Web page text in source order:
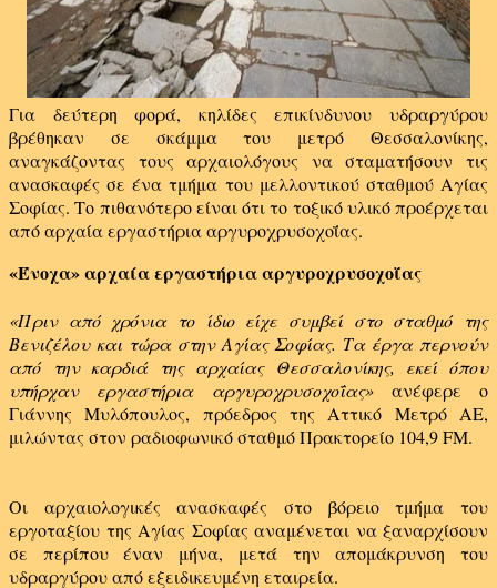
Για δεύτερη φορά, κηλίδες επικίνδυνου υδραργύρου
βρέθηκαν σε σκάμμα του μετρό Θεσσαλονίκης,
αναγκάζοντας τους αρχαιολόγους να σταματήσουν τις
ανασκαφές σε ένα τμήμα του μελλοντικού σταθμού Αγίας
Σοφίας. Το πιθανότερο είναι ότι το τοξικό υλικό προέρχεται
από αρχαία εργαστήρια αργυροχρυσοχοΐας.
«Ένοχα» αρχαία εργαστήρια αργυροχρυσοχοΐας
«Πριν από χρόνια το ίδιο είχε συμβεί στο σταθμό της
Βενιζέλου και τώρα στην Αγίας Σοφίας. Τα έργα περνούν
από την καρδιά της αρχαίας Θεσσαλονίκης, εκεί όπου
υπήρχαν εργαστήρια αργυροχρυσοχοΐας»ανέφερε ο
Γιάννης Μυλόπουλος, πρόεδρος της Αττικό Μετρό ΑΕ,
μιλώντας στον ραδιοφωνικό σταθμό Πρακτορείο 104,9 FM.
Οι αρχαιολογικές ανασκαφές στο βόρειο τμήμα του
εργοταξίου της Αγίας Σοφίας αναμένεται να ξαναρχίσουν
σε περίπου έναν μήνα, μετά την απομάκρυνση του
υδραργύρου από εξειδικευμένη εταιρεία.